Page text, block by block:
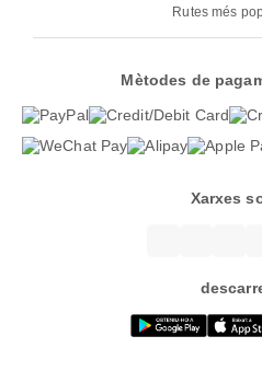
Rutes més
Mètodes de
Xarxes